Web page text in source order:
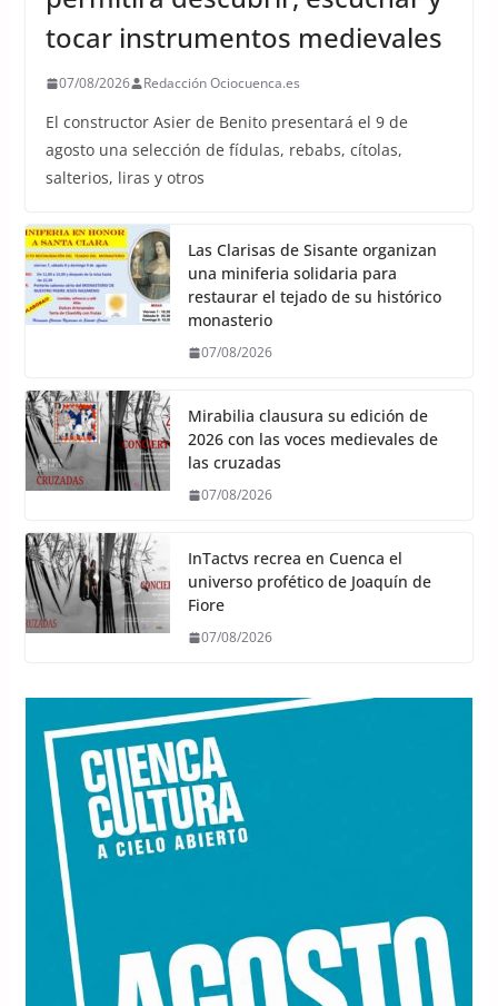
tocar instrumentos medievales
07/08/2026 Redacción Ociocuenca.es
El constructor Asier de Benito presentará el 9 de
agosto una selección de fídulas, rebabs, cítolas,
salterios, liras y otros
Las Clarisas de Sisante organizan
una miniferia solidaria para
restaurar el tejado de su histórico
monasterio
07/08/2026
Mirabilia clausura su edición de
2026 con las voces medievales de
las cruzadas
07/08/2026
InTactvs recrea en Cuenca el
universo profético de Joaquín de
Fiore
07/08/2026